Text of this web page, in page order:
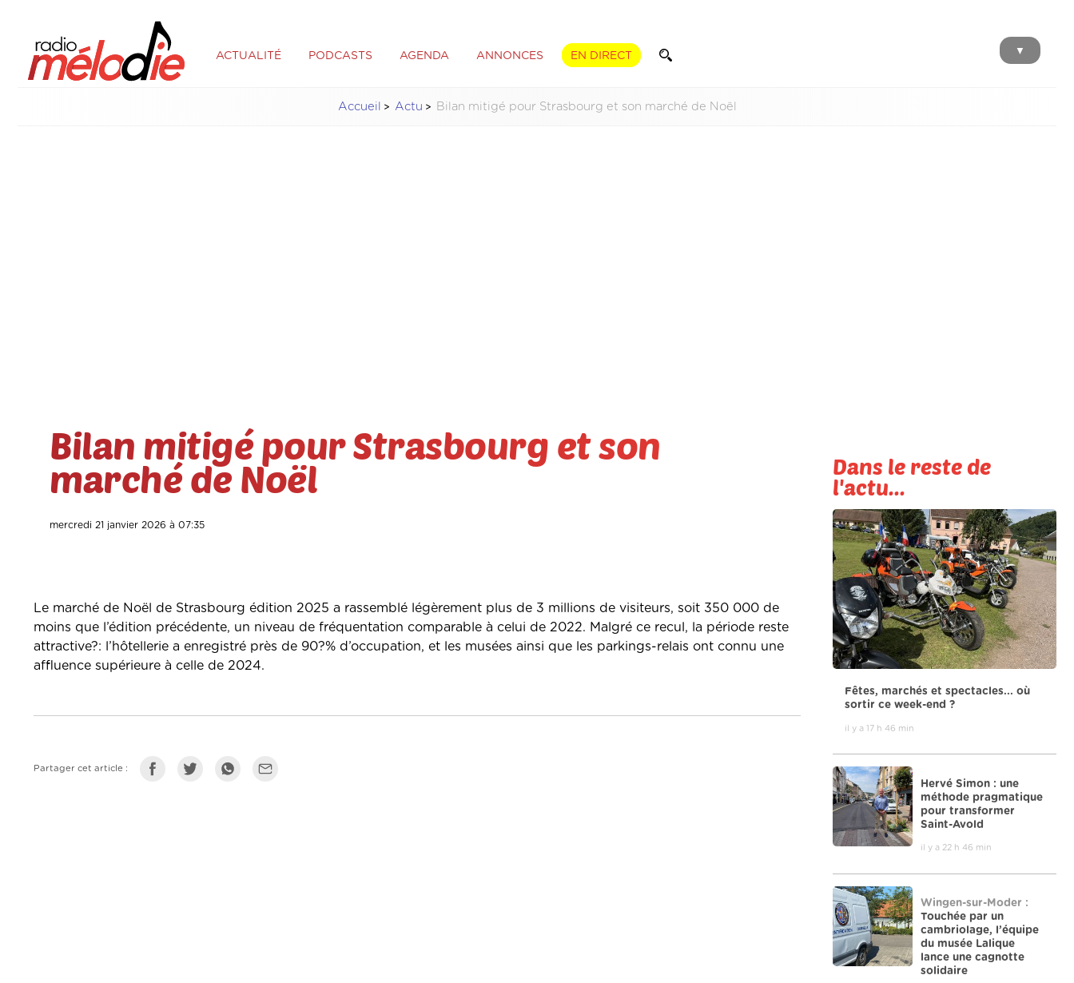
ACTUALITÉ PODCASTS AGENDA ANNONCES EN DIRECT ▼
Accueil Actu Bilan mitigé pour Strasbourg et son marché de Noël
Bilan mitigé pour Strasbourg et son
marché de Noël
mercredi 21 janvier 2026 à 07:35
Le marché de Noël de Strasbourg édition 2025 a rassemblé légèrement plus de 3 millions de visiteurs, soit 350 000 de
moins que l’édition précédente, un niveau de fréquentation comparable à celui de 2022. Malgré ce recul, la période reste
attractive?: l’hôtellerie a enregistré près de 90?% d’occupation, et les musées ainsi que les parkings-relais ont connu une
affluence supérieure à celle de 2024.
Partager cet article :
Dans le reste de
l'actu...
Fêtes, marchés et spectacles... où
sortir ce week-end ?
il y a 17 h 46 min
Hervé Simon : une
méthode pragmatique
pour transformer
Saint-Avold
il y a 22 h 46 min
Wingen-sur-Moder :
Touchée par un
cambriolage, l’équipe
du musée Lalique
lance une cagnotte
solidaire